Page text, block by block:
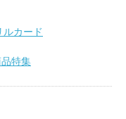
ルカード
特集